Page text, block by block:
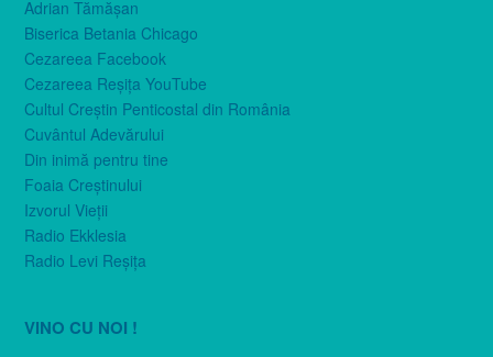
Adrian Tămăşan
Biserica Betania Chicago
Cezareea Facebook
Cezareea Reşiţa YouTube
Cultul Creştin Penticostal din România
Cuvântul Adevărului
Din inimă pentru tine
Foaia Creştinului
Izvorul Vieţii
Radio Ekklesia
Radio Levi Reşiţa
VINO CU NOI !